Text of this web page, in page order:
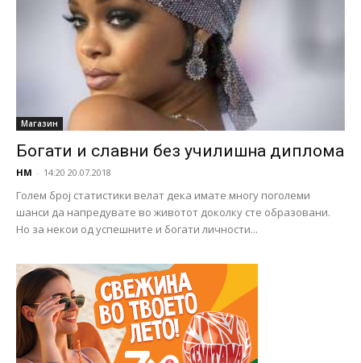
Магазин
Богати и славни без училишна диплома
НМ - 14:20 20.07.2018
Голем број статистики велат дека имате многу поголеми
шанси да напредувате во животот доколку сте образовани.
Но за некои од успешните и богати личности...